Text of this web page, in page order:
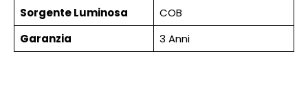
Sorgente Luminosa
COB
Garanzia
3 Anni